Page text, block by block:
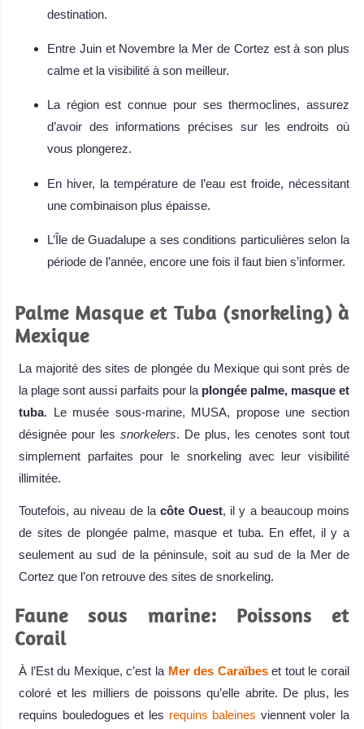
destination.
Entre Juin et Novembre la Mer de Cortez est à son plus
calme et la visibilité à son meilleur.
La région est connue pour ses thermoclines, assurez
d’avoir des informations précises sur les endroits où
vous plongerez.
En hiver, la température de l’eau est froide, nécessitant
une combinaison plus épaisse.
L’Île de Guadalupe a ses conditions particulières selon la
période de l’année, encore une fois il faut bien s’informer.
Palme Masque et Tuba (snorkeling) à
Mexique
La majorité des sites de plongée du Mexique qui sont près de
la plage sont aussi parfaits pour la plongée palme, masque et
tuba. Le musée sous-marine, MUSA, propose une section
désignée pour les snorkelers. De plus, les cenotes sont tout
simplement parfaites pour le snorkeling avec leur visibilité
illimitée.
Toutefois, au niveau de la côte Ouest, il y a beaucoup moins
de sites de plongée palme, masque et tuba. En effet, il y a
seulement au sud de la péninsule, soit au sud de la Mer de
Cortez que l’on retrouve des sites de snorkeling.
Faune sous marine: Poissons et
Corail
À l’Est du Mexique, c’est la Mer des Caraïbeset tout le corail
coloré et les milliers de poissons qu’elle abrite. De plus, les
requins bouledogues et les requins baleines viennent voler la